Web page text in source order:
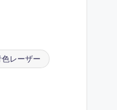
色レーザー